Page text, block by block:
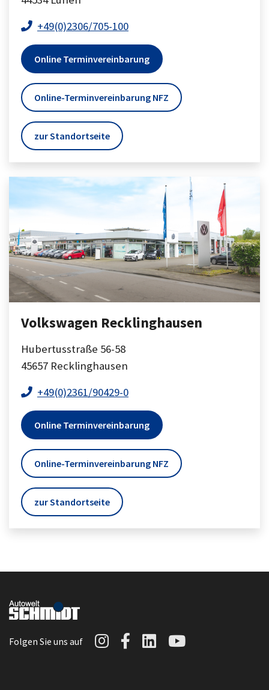
+49(0)2306/705-100
Online Terminvereinbarung
Online-Terminvereinbarung NFZ
zur Standortseite
Volkswagen Recklinghausen
Hubertusstraße 56-58
45657 Recklinghausen
+49(0)2361/90429-0
Online Terminvereinbarung
Online-Terminvereinbarung NFZ
zur Standortseite
Folgen Sie uns auf Autowelt Schmidt auf
Autowelt Schmidt
AutoweltAutowelt